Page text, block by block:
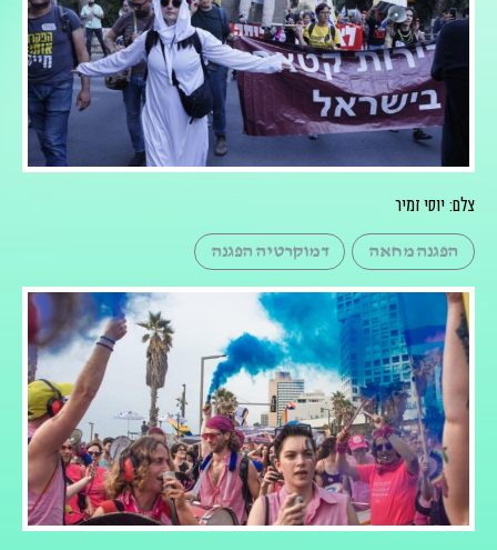
צלם: יוסי זמיר
הפגנה מחאה דמוקרטיה הפגנה